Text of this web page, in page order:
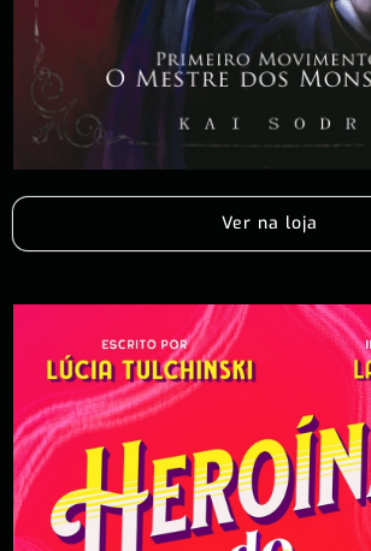
Ver na loja